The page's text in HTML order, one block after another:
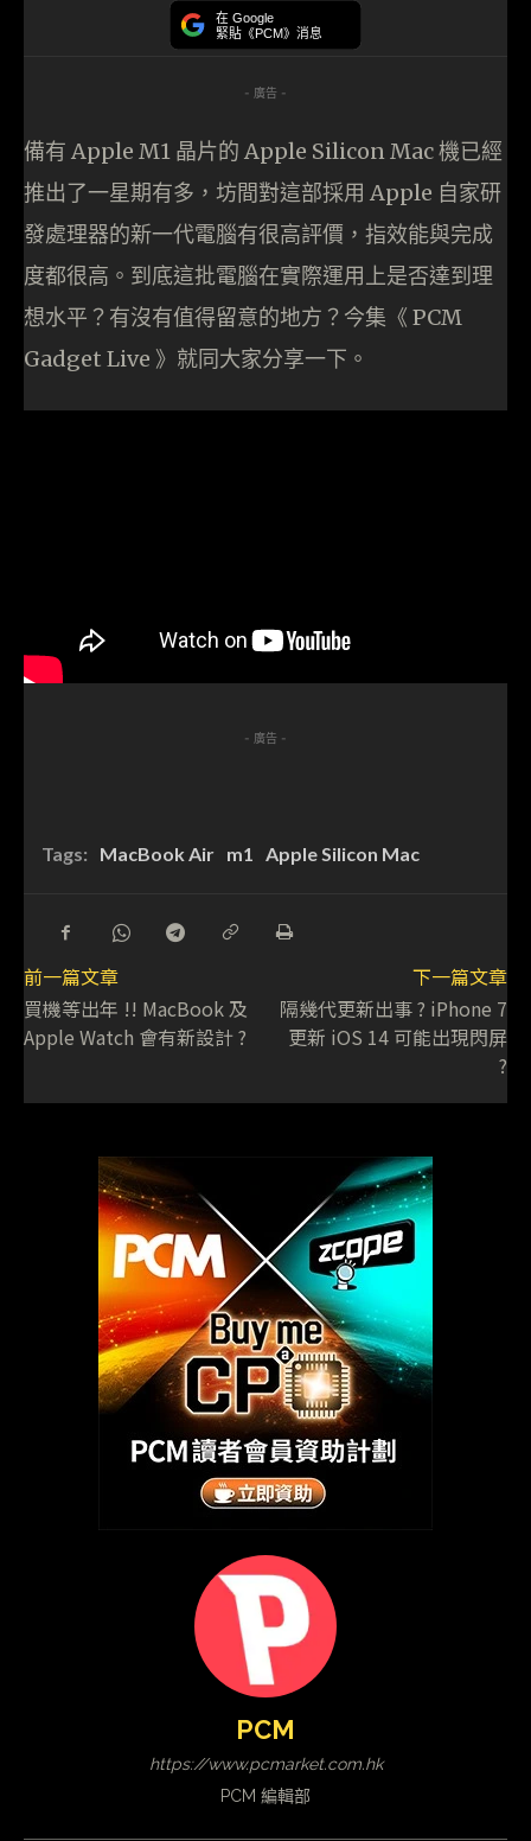
在 Google
緊貼《PCM》消息
- 廣告 -
備有 Apple M1 晶片的 Apple Silicon Mac 機已經
推出了一星期有多，坊間對這部採用 Apple 自家研
發處理器的新一代電腦有很高評價，指效能與完成
度都很高。到底這批電腦在實際運用上是否達到理
想水平？有沒有值得留意的地方？今集《 PCM
Gadget Live 》就同大家分享一下。
- 廣告 -
Tags: MacBook Air m1 Apple Silicon Mac
前一篇文章
買機等出年 !! MacBook 及
Apple Watch 會有新設計 ?
下一篇文章
隔幾代更新出事 ? iPhone 7
更新 iOS 14 可能出現閃屏
?
PCM
https://www.pcmarket.com.hk
PCM 編輯部